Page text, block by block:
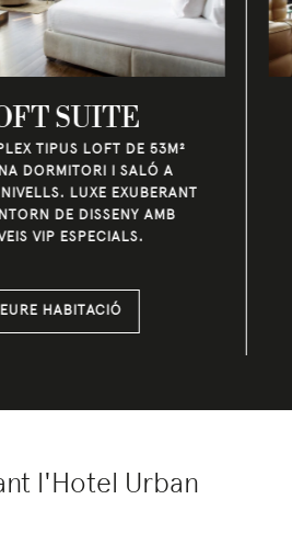
SUITE
TIPUS LOFT DE 53M²
DORMITORI I SALÓ A
LUXE EXUBERANT
DE DISSENY AMB
VIP ESPECIALS.
HABITACIÓ
l'Hotel Urban